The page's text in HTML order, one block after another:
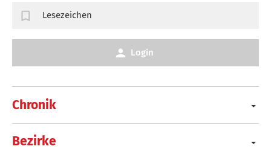
Chronik
Bezirke
Lesezeichen
Login